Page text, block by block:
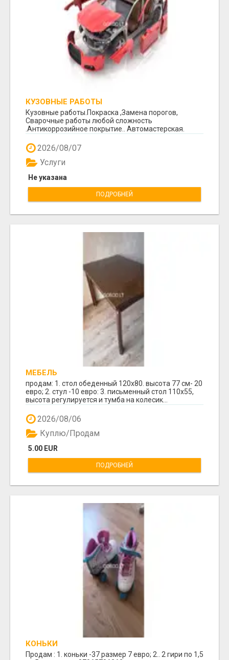
КУЗОВНЫЕ РАБОТЫ
Кузовные работы.Покраска ,Замена порогов,
Сварочные работы любой сложность
.Антикоррозийное покрытие.. Автомастерская.
2026/08/07
Не указана
Услуги
ПОДРОБНЕЙ
МЕБЕЛЬ
продам: 1. стол обеденный 120х80. высота 77 см- 20
евро; 2. стул -10 евро: 3. письменный стол 110х55,
высота регулируется и тумба на колесик...
2026/08/06
5.00 EUR
Куплю/Продам
ПОДРОБНЕЙ
КОНЬКИ
Продам : 1. коньки -37 размер 7 евро; 2.. 2 гири по 1,5